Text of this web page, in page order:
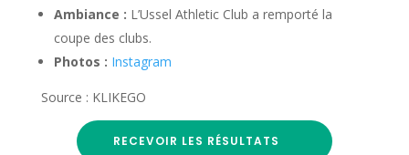
Ambiance : L’Ussel Athletic Club a remporté la
coupe des clubs.
Photos : Instagram
Source : KLIKEGO
RECEVOIR LES RÉSULTATS